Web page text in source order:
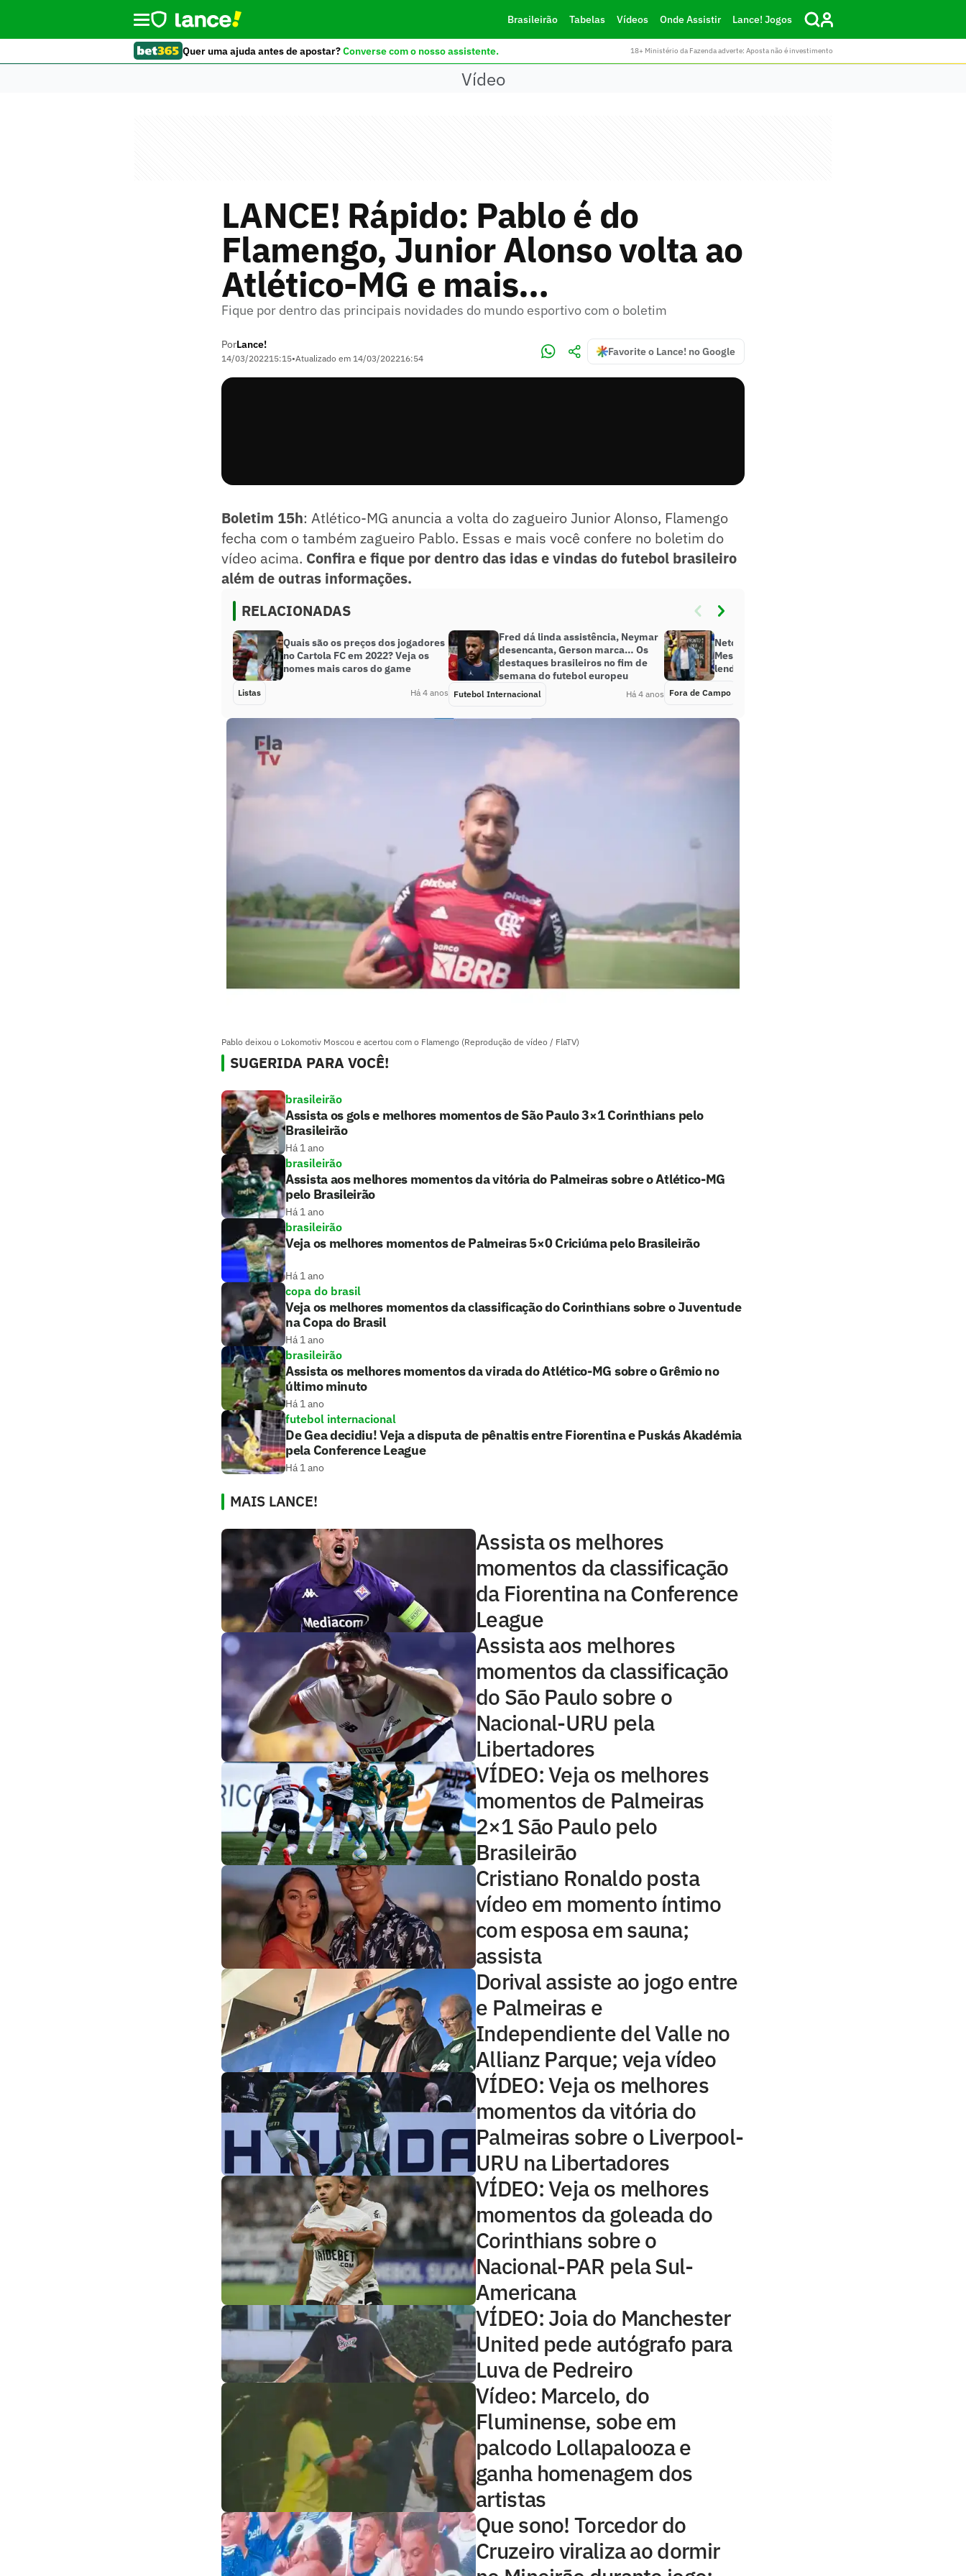
Brasileirão Tabelas Vídeos Onde Assistir Lance! Jogos
Quer uma ajuda antes de apostar?Converse com o nosso assistente. 18+ Ministério da Fazenda adverte: Aposta não é investimento
Vídeo
LANCE! Rápido: Pablo é do
Flamengo, Junior Alonso volta ao
Atlético-MG e mais…
Fique por dentro das principais novidades do mundo esportivo com o boletim
PorLance!
14/03/202215:15•Atualizado em 14/03/202216:54
Favorite o Lance! no Google
Boletim 15h: Atlético-MG anuncia a volta do zagueiro Junior Alonso, Flamengo
fecha com o também zagueiro Pablo. Essas e mais você confere no boletim do
vídeo acima. Confira e fique por dentro das idas e vindas do futebol brasileiro
além de outras informações.
RELACIONADAS
Quais são os preços dos jogadores
no Cartola FC em 2022? Veja os
nomes mais caros do game
Listas Há 4 anos
Fred dá linda assistência, Neymar
desencanta, Gerson marca… Os
destaques brasileiros no fim de
semana do futebol europeu
Futebol Internacional Há 4 anos
Neto concorda com críticas para
Messi e Neymar: ‘Não pode vaiar
lenda? Nós acabamos com o Zico’
Fora de Campo
Pablo deixou o Lokomotiv Moscou e acertou com o Flamengo (Reprodução de vídeo / FlaTV)
SUGERIDA PARA VOCÊ!
brasileirão
Assista os gols e melhores momentos de São Paulo 3×1 Corinthians pelo
Brasileirão
Há 1 ano
brasileirão
Assista aos melhores momentos da vitória do Palmeiras sobre o Atlético-MG
pelo Brasileirão
Há 1 ano
brasileirão
Veja os melhores momentos de Palmeiras 5×0 Criciúma pelo Brasileirão
Há 1 ano
copa do brasil
Veja os melhores momentos da classificação do Corinthians sobre o Juventude
na Copa do Brasil
Há 1 ano
brasileirão
Assista os melhores momentos da virada do Atlético-MG sobre o Grêmio no
último minuto
Há 1 ano
futebol internacional
De Gea decidiu! Veja a disputa de pênaltis entre Fiorentina e Puskás Akadémia
pela Conference League
Há 1 ano
MAIS LANCE!
Assista os melhores
momentos da classificação
da Fiorentina na Conference
League
Assista aos melhores
momentos da classificação
do São Paulo sobre o
Nacional-URU pela
Libertadores
VÍDEO: Veja os melhores
momentos de Palmeiras
2×1 São Paulo pelo
Brasileirão
Cristiano Ronaldo posta
vídeo em momento íntimo
com esposa em sauna;
assista
Dorival assiste ao jogo entre
e Palmeiras e
Independiente del Valle no
Allianz Parque; veja vídeo
VÍDEO: Veja os melhores
momentos da vitória do
Palmeiras sobre o Liverpool-
URU na Libertadores
VÍDEO: Veja os melhores
momentos da goleada do
Corinthians sobre o
Nacional-PAR pela Sul-
Americana
VÍDEO: Joia do Manchester
United pede autógrafo para
Luva de Pedreiro
Vídeo: Marcelo, do
Fluminense, sobe em
palcodo Lollapalooza e
ganha homenagem dos
artistas
Que sono! Torcedor do
Cruzeiro viraliza ao dormir